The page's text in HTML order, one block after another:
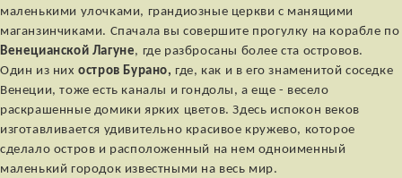
маленькими улочками, грандиозные церкви с манящими
маганзинчиками. Спачала вы совершите прогулку на корабле по
Венецианской Лагуне, где разбросаны более ста островов.
Один из нихостров Бурано, где, как и в его знаменитой соседке
Венеции, тоже есть каналы и гондолы, а еще - весело
раскрашенные домики ярких цветов. Здесь испокон веков
изготавливается удивительно красивое кружево, которое
сделало остров и расположенный на нем одноименный
маленький городок известными на весь мир.